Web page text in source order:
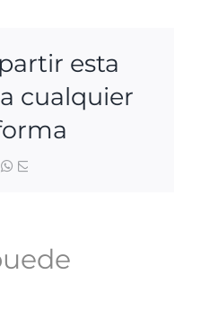
esta
cualquier
X WhatsApp